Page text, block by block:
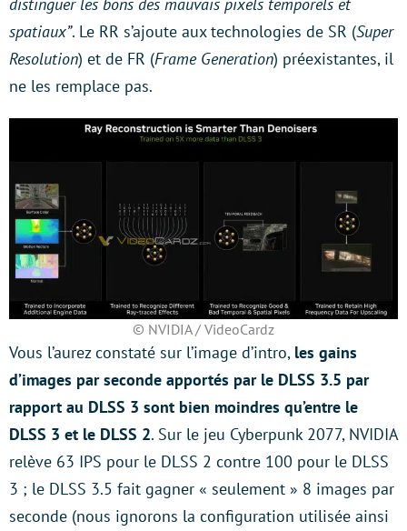
spatiaux”. Le RR s’ajoute aux technologies de SR (Super
Resolution) et de FR (Frame Generation) préexistantes, il
ne les remplace pas.
© NVIDIA / VideoCardz
Vous l’aurez constaté sur l’image d’intro, les gains
d’images par seconde apportés par le DLSS 3.5 par
rapport au DLSS 3 sont bien moindres qu’entre le
DLSS 3 et le DLSS 2. Sur le jeu Cyberpunk 2077, NVIDIA
relève 63 IPS pour le DLSS 2 contre 100 pour le DLSS
3 ; le DLSS 3.5 fait gagner « seulement » 8 images par
seconde (nous ignorons la configuration utilisée ainsi